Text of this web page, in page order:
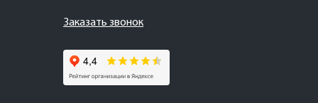
Заказать звонок